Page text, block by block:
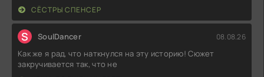
СЁСТРЫ СПЕНСЕР
S SoulDancer 08.08.26
Как же я рад, что наткнулся на эту историю! Сюжет
закручивается так, что не